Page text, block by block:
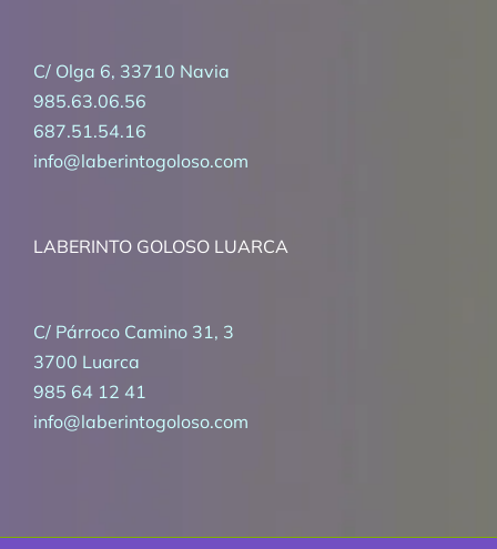
C/ Olga 6, 33710 Navia
985.63.06.56
687.51.54.16
info@laberintogoloso.com
LABERINTO GOLOSO LUARCA
C/ Párroco Camino 31, 3
3700 Luarca
985 64 12 41
info@laberintogoloso.com